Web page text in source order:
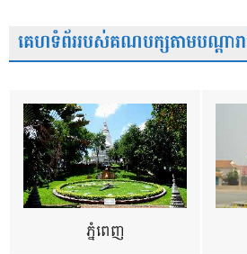
គេហទំព័ររបស់គណបក្សតាមបណ្តារា
ភ្នំពេញ